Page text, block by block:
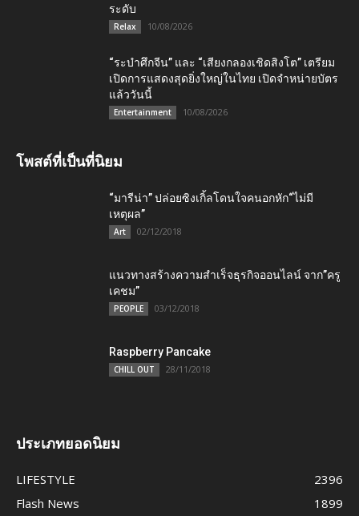
ระดับ
Relax 10/08/2026
“ระบำศึกจีน” และ “เสียงกลองเชิดสิงโต” เตรียม
เปิดการแสดงสุดยิ่งใหญ่ในไทย เปิดจำหน่ายบัตร
แล้ววันนี้
Entertainment 10/08/2026
โพสต์ที่เป็นที่นิยม
“มารีน่า” ปล่อยซิงเกิ้ลโดนใจคนอกหัก“ไม่มี
เหตุผล”
Art 02/12/2018
แนวทางสร้างความสำเร็จธุรกิจออนไลน์ จาก”ครู
เคชม”
PEOPLE 03/12/2018
Raspberry Pancake
CHILL OUT 28/11/2018
ประเภทยอดนิยม
LIFESTYLE
2396
Flash News
1899